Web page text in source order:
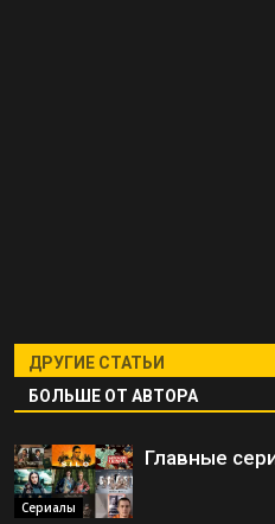
ДРУГИЕ СТАТЬИ
БОЛЬШЕ ОТ АВТОРА
Сериалы
Главные